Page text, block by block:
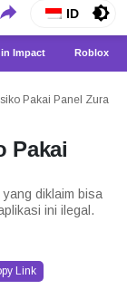
Hanya di VCGamers
ID
Impact Roblox
Pakai Panel Zura
Pakai
diklaim bisa
ini ilegal.
Link